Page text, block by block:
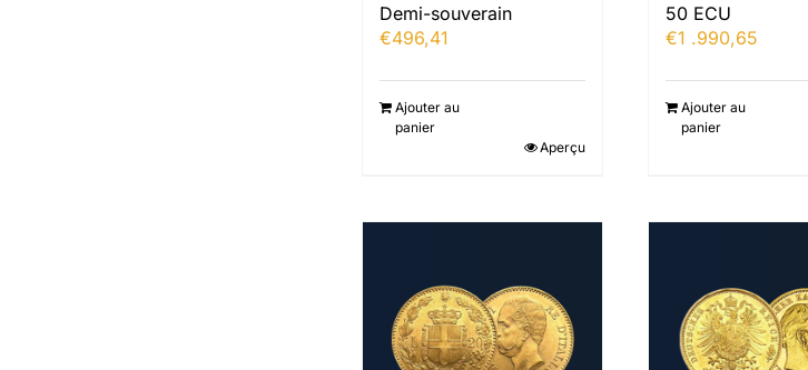
Demi-souverain
€496,41
Ajouter au
panier
Aperçu
50 ECU
€1 .990,65
Ajouter au
panier